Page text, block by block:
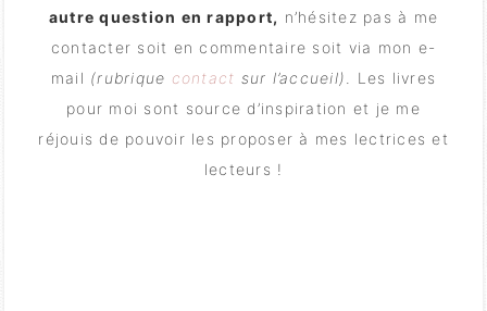
autre question en rapport, n’hésitez pas à me
contacter soit en commentaire soit via mon e-
mail (rubrique contact sur l’accueil)
. Les livres
pour moi sont source d’inspiration et je me
réjouis de pouvoir les proposer à mes lectrices et
lecteurs !